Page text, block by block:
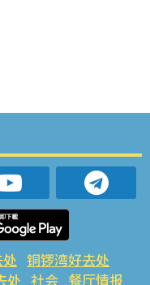
铜锣湾好去处
处 社会 餐厅情报